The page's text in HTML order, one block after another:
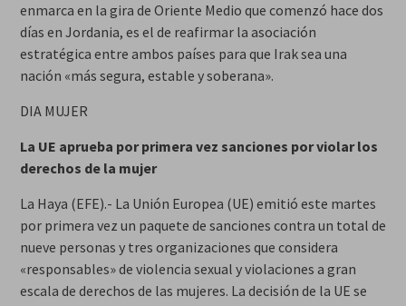
enmarca en la gira de Oriente Medio que comenzó hace dos
días en Jordania, es el de reafirmar la asociación
estratégica entre ambos países para que Irak sea una
nación «más segura, estable y soberana».
DIA MUJER
La UE aprueba por primera vez sanciones por violar los
derechos de la mujer
La Haya (EFE).- La Unión Europea (UE) emitió este martes
por primera vez un paquete de sanciones contra un total de
nueve personas y tres organizaciones que considera
«responsables» de violencia sexual y violaciones a gran
escala de derechos de las mujeres. La decisión de la UE se